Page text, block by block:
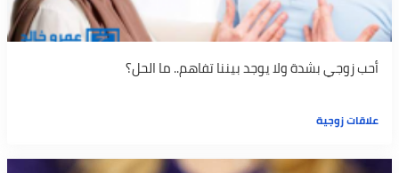
أحب زوجي بشدة ولا يوجد بيننا تفاهم.. ما الحل؟
علاقات زوجية